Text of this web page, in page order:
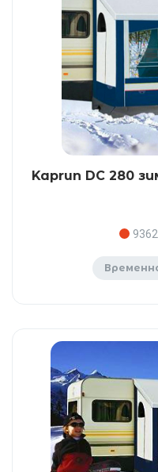
Kaprun DC 280